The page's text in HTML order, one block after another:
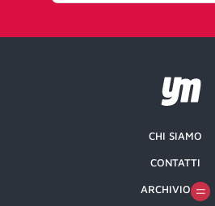
CHI SIAMO
CONTATTI
ARCHIVIO